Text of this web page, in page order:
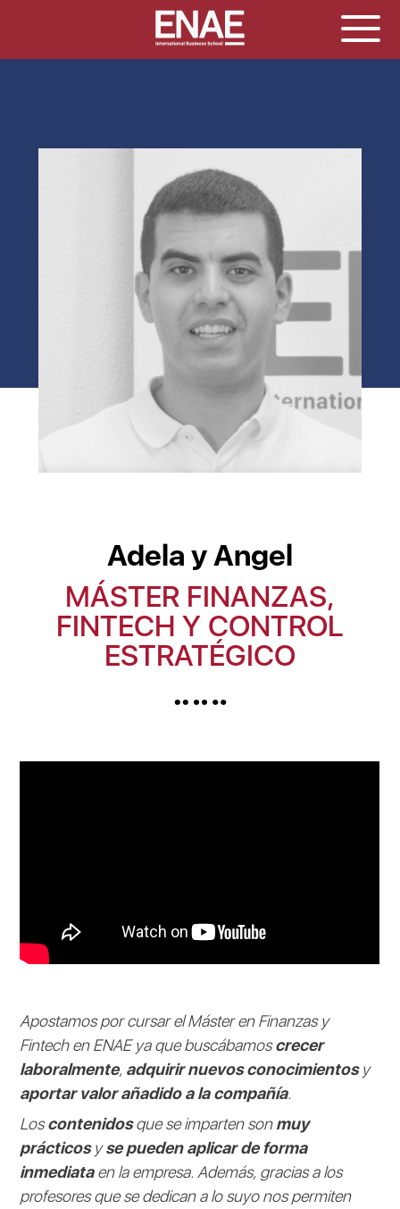
Adela y Angel
MÁSTER FINANZAS,
FINTECH Y CONTROL
ESTRATÉGICO
Apostamos por cursar el Máster en Finanzas y
Fintech en ENAE ya que buscábamoscrecer
laboralmente, adquirir nuevos conocimientosy
aportar valor añadido a la compañía.
Loscontenidosque se imparten sonmuy
prácticosyse pueden aplicar de forma
inmediataen la empresa. Además, gracias a los
profesores que se dedican a lo suyo nos permiten